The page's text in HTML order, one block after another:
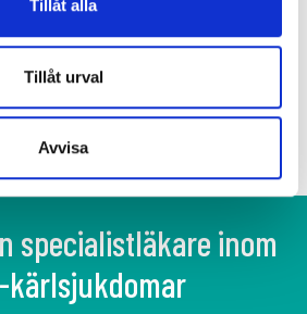
Tillåt alla
Tillåt urval
Avvisa
kind, super professional,
good communication, this
specialistläkare inom